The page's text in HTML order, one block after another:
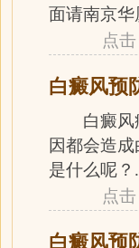
面请南京
点
白癜风预
白癜风病
因都会造
是什么呢？
点
白癜风预